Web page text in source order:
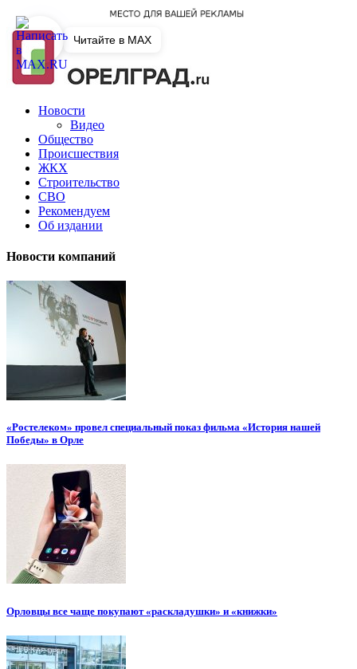
Новости
Видео
Общество
Происшествия
ЖКХ
Строительство
СВО
Рекомендуем
Об издании
Новости компаний
«Ростелеком» провел специальный показ фильма «История нашей
Победы» в Орле
Орловцы все чаще покупают «раскладушки» и «книжки»
Читайте в MAX